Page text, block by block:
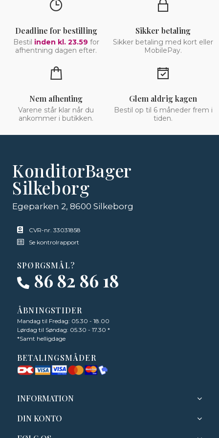
Deadline for bestilling
Bestil inden kl. 23.59 for
afhentning dagen efter.
Sikker betaling
Sikker betaling med kort eller
MobilePay.
Nem afhenting
Varene står klar når du
ankommer i butikken.
Glem aldrig kagen
Bestil op til 6 måneder frem i
tiden.
KonditorBager
Silkeborg
Egeparken 2, 8600 Silkeborg
CVR-nr. 33031858
Se kontrolrapport
SPØRGSMÅL?
86 82 86 18
ÅBNINGSTIDER
Mandag til Fredag: 05.30 - 18.00
Lørdag til Søndag: 05.30 - 17.30 *
*Samt helligdage
BETALINGSMÅDER
INFORMATION
DIN KONTO